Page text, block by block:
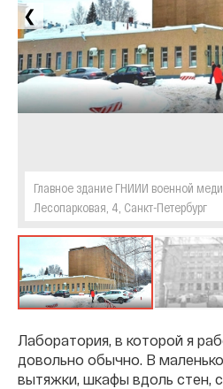
❮
Главное здание ГНИИИ военной
Лесопарковая, 4, Санкт-Петербург
Лаборатория, в которой я
довольно обычно. В
вытяжки, шкафы вдоль стен,